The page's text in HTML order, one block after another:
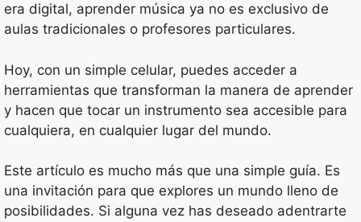
era digital, aprender música ya no es exclusivo de
aulas tradicionales o profesores particulares.
Hoy, con un simple celular, puedes acceder a
herramientas que transforman la manera de aprender
y hacen que tocar un instrumento sea accesible para
cualquiera, en cualquier lugar del mundo.
Este artículo es mucho más que una simple guía. Es
una invitación para que explores un mundo lleno de
posibilidades. Si alguna vez has deseado adentrarte